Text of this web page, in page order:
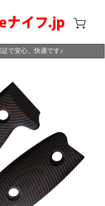
で安心、快適です♪